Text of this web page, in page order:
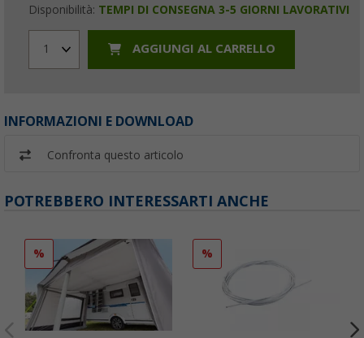
Disponibilità: TEMPI DI CONSEGNA 3-5 GIORNI LAVORATIVI
1 AGGIUNGI AL CARRELLO
INFORMAZIONI E DOWNLOAD
Confronta questo articolo
POTREBBERO INTERESSARTI ANCHE
% %